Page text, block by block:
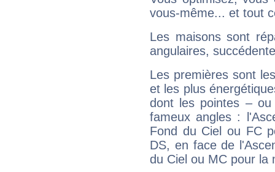
vous-même... et tout
Les maisons sont
angulaires,
Les premières sont
et les plus
dont les pointes –
fameux angles :
Fond du Ciel ou FC
DS, en face de
du Ciel ou MC pour la